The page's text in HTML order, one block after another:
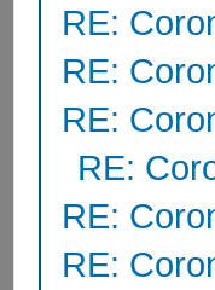
RE:
RE:
RE:
RE:
RE:
RE: